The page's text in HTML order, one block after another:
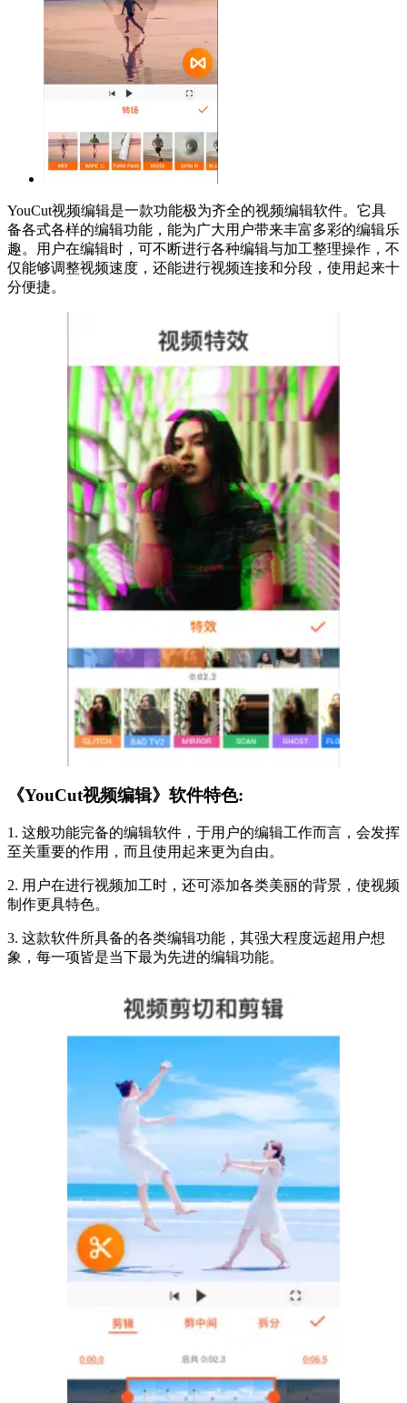
YouCut视频编辑是一款功能极为齐全的视频编辑软件。它具
备各式各样的编辑功能，能为广大用户带来丰富多彩的编辑乐
趣。用户在编辑时，可不断进行各种编辑与加工整理操作，不
仅能够调整视频速度，还能进行视频连接和分段，使用起来十
分便捷。
《YouCut视频编辑》软件特色:
1. 这般功能完备的编辑软件，于用户的编辑工作而言，会发挥
至关重要的作用，而且使用起来更为自由。
2. 用户在进行视频加工时，还可添加各类美丽的背景，使视频
制作更具特色。
3. 这款软件所具备的各类编辑功能，其强大程度远超用户想
象，每一项皆是当下最为先进的编辑功能。